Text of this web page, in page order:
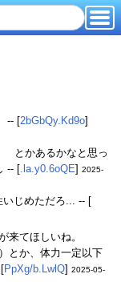
-- [2bGbQy.Kd9o]
とかあるかなと思っ
-- [.la.y0.6oQE] 2025-
いじめただろ... -- [
来てほしいね。
とか、体力一定以下
PpXg/b.LwlQ] 2025-05-